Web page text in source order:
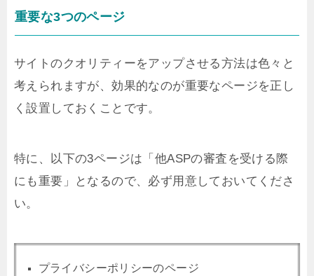
重要な3つのページ
サイトのクオリティーをアップさせる方法は色々と
考えられますが、効果的なのが重要なページを正し
く設置しておくことです。
特に、以下の3ページは「他ASPの審査を受ける際
にも重要」となるので、必ず用意しておいてくださ
い。
プライバシーポリシーのページ